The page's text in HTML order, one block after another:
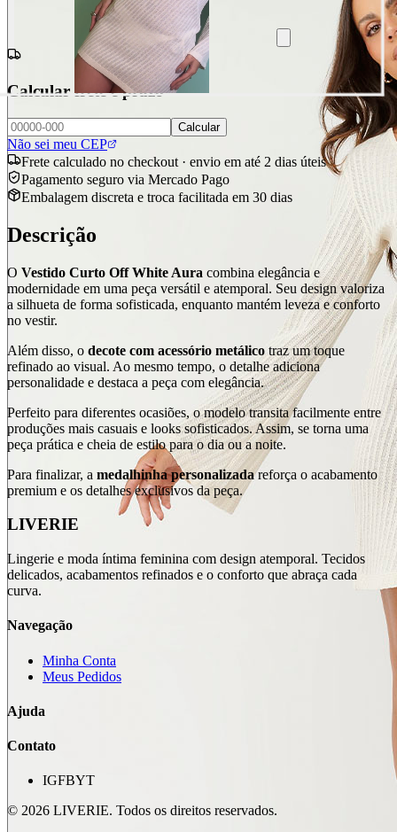
Calcular frete e prazo
Calcular
Não sei meu CEP
Frete calculado no checkout · envio em até 2 dias úteis
Pagamento seguro via Mercado Pago
Embalagem discreta e troca facilitada em 30 dias
Descrição
O Vestido Curto Off White Aura combina elegância e
modernidade em uma peça versátil e atemporal. Seu design valoriza
a silhueta de forma sofisticada, enquanto mantém leveza e conforto
no vestir.
Além disso, o decote com acessório metálico traz um toque
refinado ao visual. Ao mesmo tempo, o detalhe adiciona
personalidade e destaca a peça com elegância.
Perfeito para diferentes ocasiões, o modelo transita facilmente entre
produções mais casuais e looks sofisticados. Assim, se torna uma
peça prática e cheia de estilo para o dia ou a noite.
Para finalizar, a medalhinha personalizadareforça o acabamento
premium e os detalhes exclusivos da peça.
LIVERIE
Lingerie e moda íntima feminina com design atemporal. Tecidos
delicados, acabamentos refinados e o conforto que abraça cada
curva.
Navegação
Minha Conta
Meus Pedidos
Ajuda
Contato
IGFBYT
© 2026 LIVERIE. Todos os direitos reservados.